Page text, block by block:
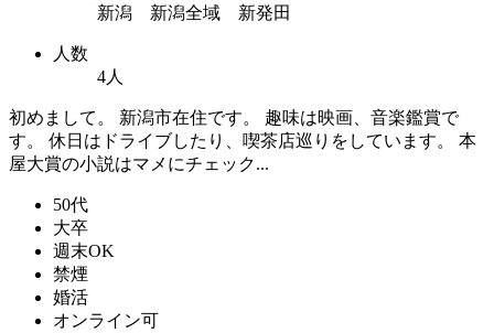
新潟 新潟全域 新発田
人数
4人
初めまして。 新潟市在住です。 趣味は映画、音楽鑑賞で
す。 休日はドライブしたり、喫茶店巡りをしています。 本
屋大賞の小説はマメにチェック...
50代
大卒
週末OK
禁煙
婚活
オンライン可